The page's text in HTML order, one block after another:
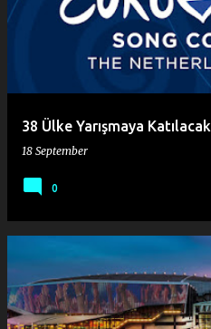
38 Ülke Yarışmaya Katılacak
18 September
0